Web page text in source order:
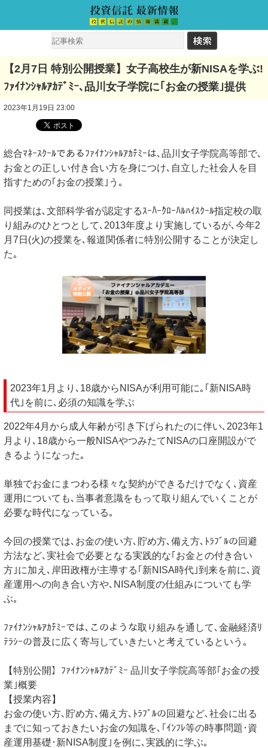
【2月7日 特別公開授業】女子高校生が新NISAを学ぶ!
ﾌｧｲﾅﾝｼｬﾙｱｶﾃﾞﾐｰ､品川女子学院に｢お金の授業｣提供
2023年1月19日 23:00
総合ﾏﾈｰｽｸｰﾙであるﾌｧｲﾅﾝｼｬﾙｱｶﾃ゙ﾐｰは､品川女子学院高等部で､
お金との正しい付き合い方を身につけ､自立した社会人を目
指すための｢お金の授業｣う｡
同授業は､文部科学省が認定するｽｰﾊ゚ｰｸ゙ﾛｰﾊ゙ﾙﾊｲｽｸｰﾙ指定校の取
り組みのひとつとして､2013年度より実施しているが､今年2
月7日(火)の授業を､報道関係者に特別公開することが決定し
た｡
2023年1月より､18歳からNISAが利用可能に｡｢新NISA時
代｣を前に､必須の知識を学ぶ
2022年4月から成人年齢が引き下げられたのに伴い､2023年1
月より､18歳から一般NISAやつみたてNISAの口座開設がで
きるようになった｡
単独でお金にまつわる様々な契約ができるだけでなく､資産
運用についても､当事者意識をもって取り組んでいくことが
必要な時代になっている｡
今回の授業では､お金の使い方､貯め方､備え方､ﾄﾗﾌﾞﾙの回避
方法など､実社会で必要となる実践的な｢お金との付き合い
方｣に加え､岸田政権が主導する｢新NISA時代｣到来を前に､資
産運用への向き合い方や､NISA制度の仕組みについても学
ぶ｡
ﾌｧｲﾅﾝｼｬﾙｱｶﾃ゙ﾐｰでは､このような取り組みを通して､金融経済ﾘ
ﾃﾗｼｰの普及に広く寄与していきたいと考えているという｡
【特別公開】ﾌｧｲﾅﾝｼｬﾙｱｶﾃﾞﾐｰ 品川女子学院高等部｢お金の授
業｣概要
【授業内容】
お金の使い方､貯め方､備え方､ﾄﾗﾌﾞﾙの回避など､社会に出る
までに知っておきたいお金の知識を､｢ｲﾝﾌﾚ等の時事問題･資
産運用基礎･新NISA制度｣を例に､実践的に学ぶ｡